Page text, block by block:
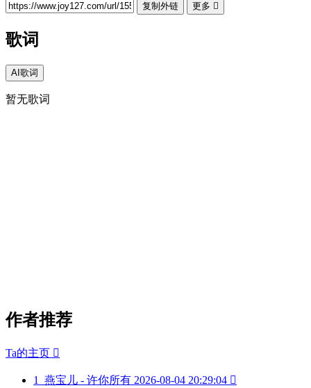
复制外链 更多 
歌词
AI歌词
暂无歌词
作者推荐
Ta的主页 
1 燕宝儿 - 许你所有 2026-08-04 20:29:04 